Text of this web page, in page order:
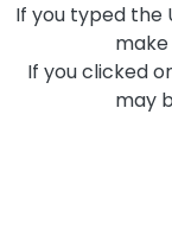
If you typed the
If you clicked
may